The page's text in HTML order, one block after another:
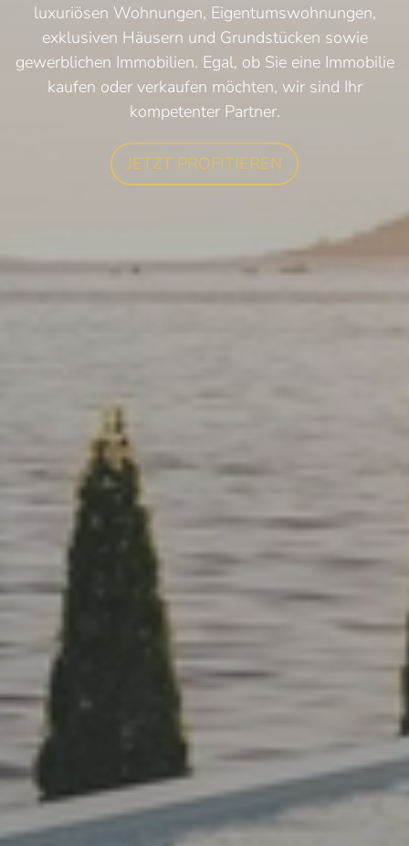
luxuriösen Wohnungen, Eigentumswohnungen,
exklusiven Häusern und Grundstücken sowie
gewerblichen Immobilien. Egal, ob Sie eine Immobilie
kaufen oder verkaufen möchten, wir sind Ihr
kompetenter Partner.
JETZT PROFITIEREN